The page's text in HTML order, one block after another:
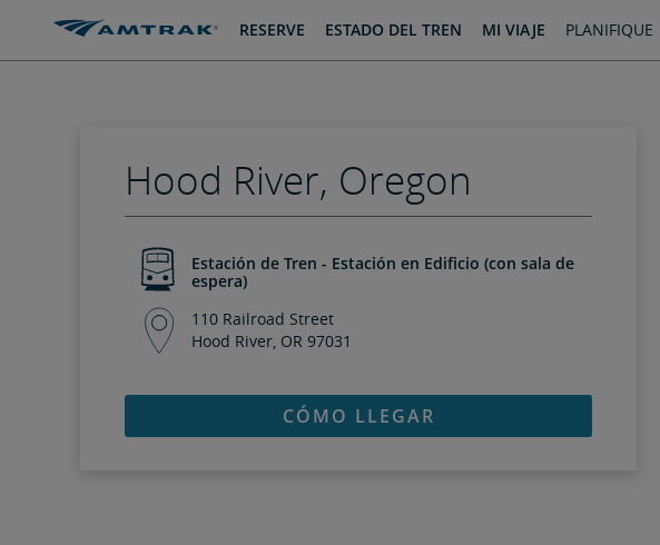
saltar
saltar RESERVE ESTADO DEL TREN MI VIAJE PLANIFIQUE
Hood River, Oregon
Estación de Tren - Estación en Edificio (con sala de
espera)
110 Railroad Street
Hood River, OR 97031
CÓMO LLEGAR